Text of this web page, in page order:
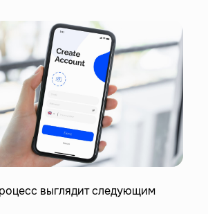
выглядит следующим